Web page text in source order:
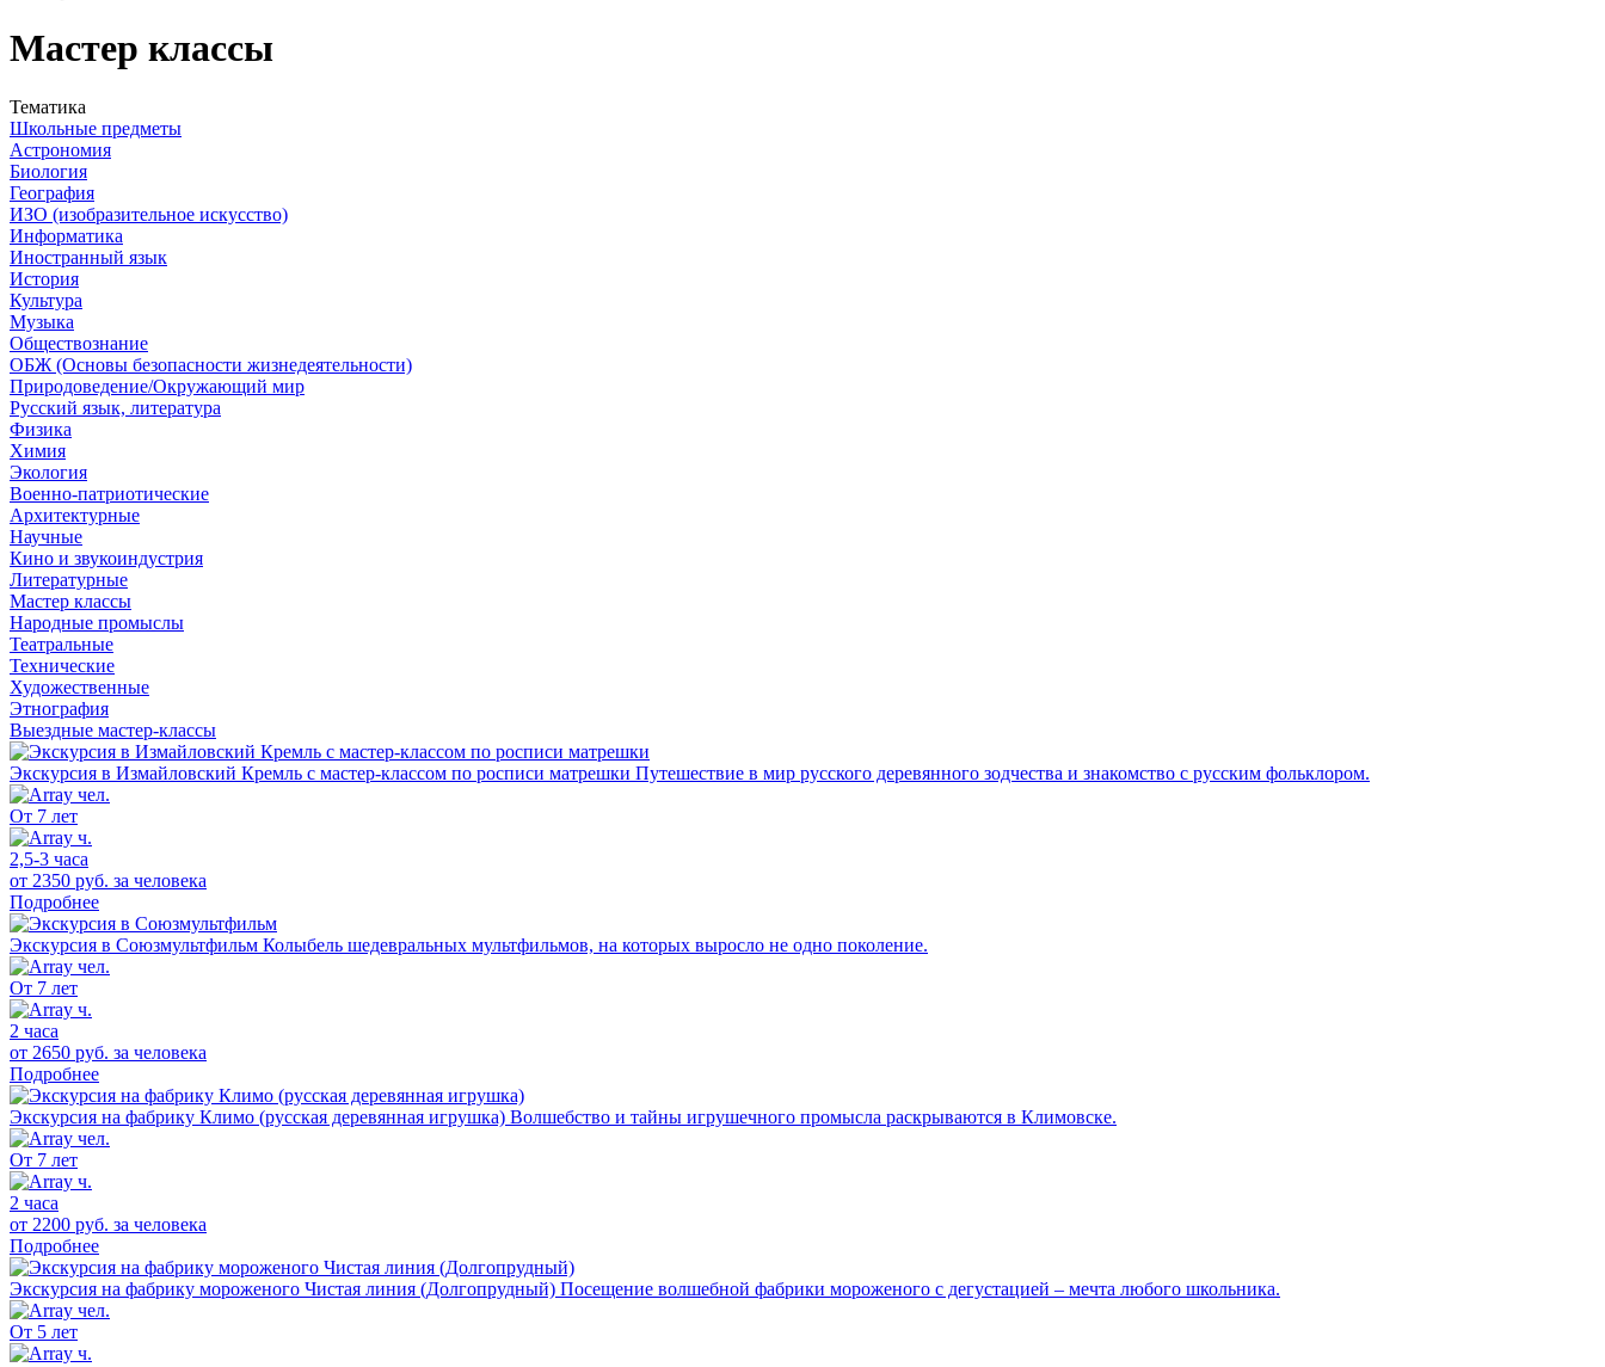
Мастер классы
Тематика
Школьные предметы
Астрономия
Биология
География
ИЗО (изобразительное искусство)
Информатика
Иностранный язык
История
Культура
Музыка
Обществознание
ОБЖ (Основы безопасности жизнедеятельности)
Природоведение/Окружающий мир
Русский язык, литература
Физика
Химия
Экология
Военно-патриотические
Архитектурные
Научные
Кино и звукоиндустрия
Литературные
Мастер классы
Народные промыслы
Театральные
Технические
Художественные
Этнография
Выездные мастер-классы
Экскурсия в Измайловский Кремль с мастер-классом по росписи матрешки Путешествие в мир русского деревянного зодчества и знакомство с русским фольклором.
От 7 лет
2,5-3 часа
от 2350 руб. за человека
Подробнее
Экскурсия в Союзмультфильм Колыбель шедевральных мультфильмов, на которых выросло не одно поколение.
От 7 лет
2 часа
от 2650 руб. за человека
Подробнее
Экскурсия на фабрику Климо (русская деревянная игрушка) Волшебство и тайны игрушечного промысла раскрываются в Климовске.
От 7 лет
2 часа
от 2200 руб. за человека
Подробнее
Экскурсия на фабрику мороженого Чистая линия (Долгопрудный) Посещение волшебной фабрики мороженого с дегустацией – мечта любого школьника.
От 5 лет